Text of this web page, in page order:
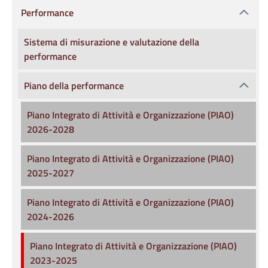
Performance
Sistema di misurazione e valutazione della
performance
Piano della performance
Piano Integrato di Attività e Organizzazione (PIAO)
2026-2028
Piano Integrato di Attività e Organizzazione (PIAO)
2025-2027
Piano Integrato di Attività e Organizzazione (PIAO)
2024-2026
Piano Integrato di Attività e Organizzazione (PIAO)
2023-2025